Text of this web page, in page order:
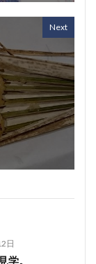
Next
日
学。